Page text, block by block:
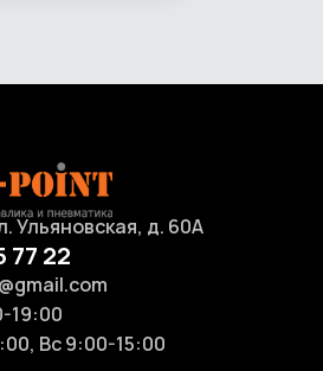
и смазки
Ульяновская, д. 60А
77 22
19:00
Вс 9:00-15:00